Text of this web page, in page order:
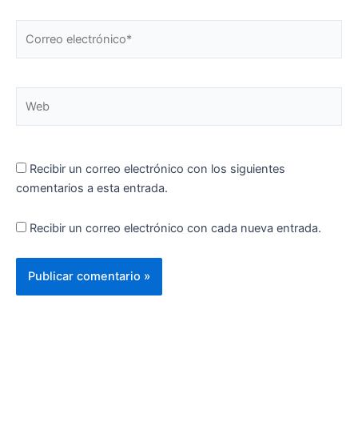
Recibir un correo electrónico con los siguientes
comentarios a esta entrada.
Recibir un correo electrónico con cada nueva entrada.